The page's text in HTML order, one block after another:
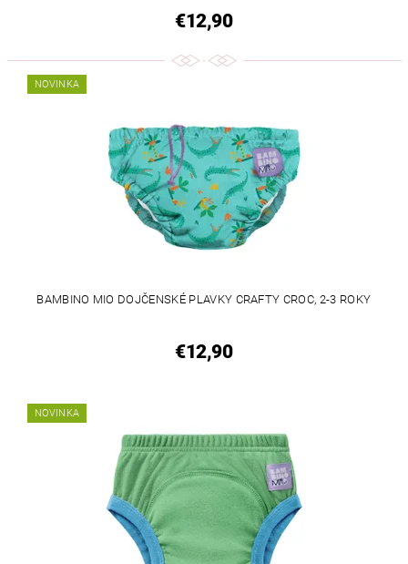
€12,90
NOVINKA
BAMBINO MIO DOJČENSKÉ PLAVKY CRAFTY CROC, 2-3 ROKY
€12,90
NOVINKA